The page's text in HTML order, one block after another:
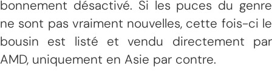
bonnement désactivé. Si les puces du genre
ne sont pas vraiment nouvelles, cette fois-ci le
bousin est listé et vendu directement par
AMD, uniquement en Asie par contre.